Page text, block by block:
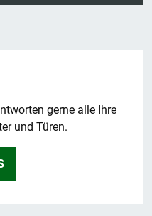
gerne alle Ihre
und Türen.